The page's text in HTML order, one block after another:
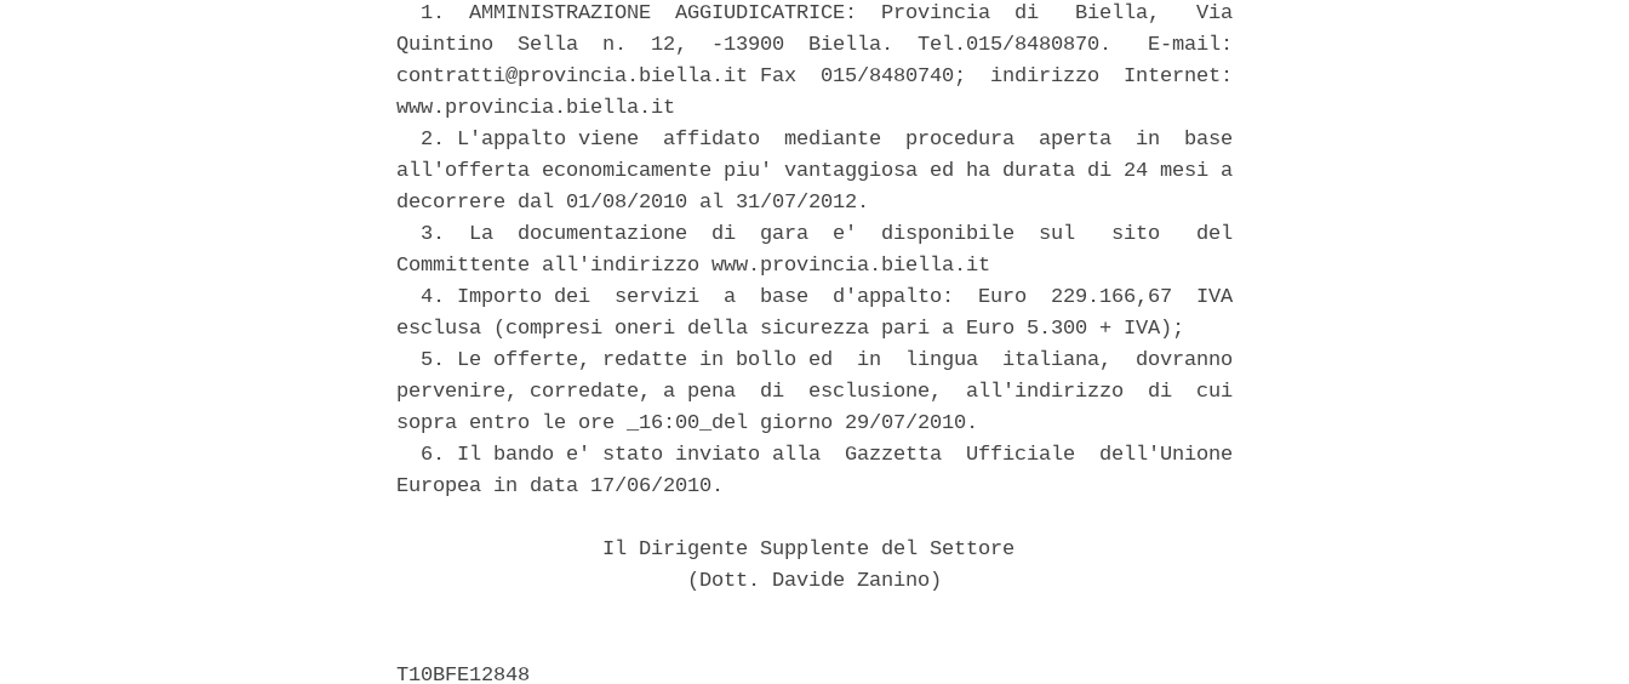
  1.  AMMINISTRAZIONE  AGGIUDICATRICE:  Provincia  di   Biella,   Via
Quintino  Sella  n.  12,  -13900  Biella.  Tel.015/8480870.   E-mail:
contratti@provincia.biella.it Fax  015/8480740;  indirizzo  Internet:
www.provincia.biella.it
  2. L'appalto viene  affidato  mediante  procedura  aperta  in  base
all'offerta economicamente piu' vantaggiosa ed ha durata di 24 mesi a
decorrere dal 01/08/2010 al 31/07/2012.
  3.  La  documentazione  di  gara  e'  disponibile  sul   sito   del
Committente all'indirizzo www.provincia.biella.it
  4. Importo dei  servizi  a  base  d'appalto:  Euro  229.166,67  IVA
esclusa (compresi oneri della sicurezza pari a Euro 5.300 + IVA);
  5. Le offerte, redatte in bollo ed  in  lingua  italiana,  dovranno
pervenire, corredate, a pena  di  esclusione,  all'indirizzo  di  cui
sopra entro le ore _16:00_del giorno 29/07/2010.
  6. Il bando e' stato inviato alla  Gazzetta  Ufficiale  dell'Unione
Europea in data 17/06/2010.
                 Il Dirigente Supplente del Settore
                        (Dott. Davide Zanino)